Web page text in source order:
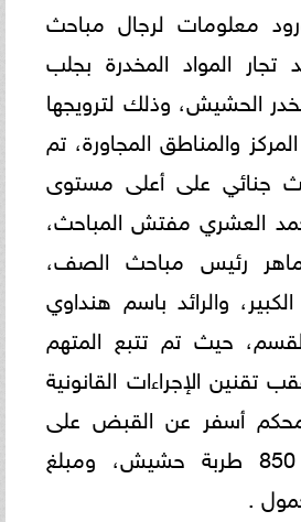
معلومات لرجال مباحث
المواد المخدرة بجلب
الحشيش، وذلك لترويجها
والمناطق المجاورة، تم
جنائي على أعلى مستوى
العشري مفتش المباحث،
رئيس مباحث الصف،
والرائد باسم هنداوي
حيث تم تتبع المتهم
تقنين الإجراءات القانونية
أسفر عن القبض على
المتهم وبحوزته 850 طربة حشيش، ومبلغ
.